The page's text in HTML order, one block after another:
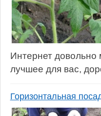
Интернет довольно
лучшее для вас,
Горизонтальная